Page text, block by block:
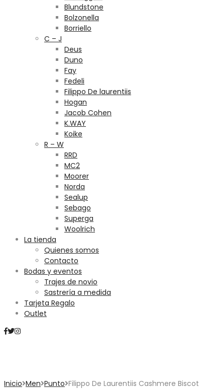
Blundstone
Bolzonella
Borriello
C – J
Deus
Duno
Fay
Fedeli
Filippo De laurentiis
Hogan
Jacob Cohen
K.WAY
Koike
R – W
RRD
MC2
Moorer
Norda
Sealup
Sebago
Superga
Woolrich
La tienda
Quienes somos
Contacto
Bodas y eventos
Trajes de novio
Sastrería a medida
Tarjeta Regalo
Outlet
Inicio Men Punto Filippo De Laurentiis Cashmere Biscot